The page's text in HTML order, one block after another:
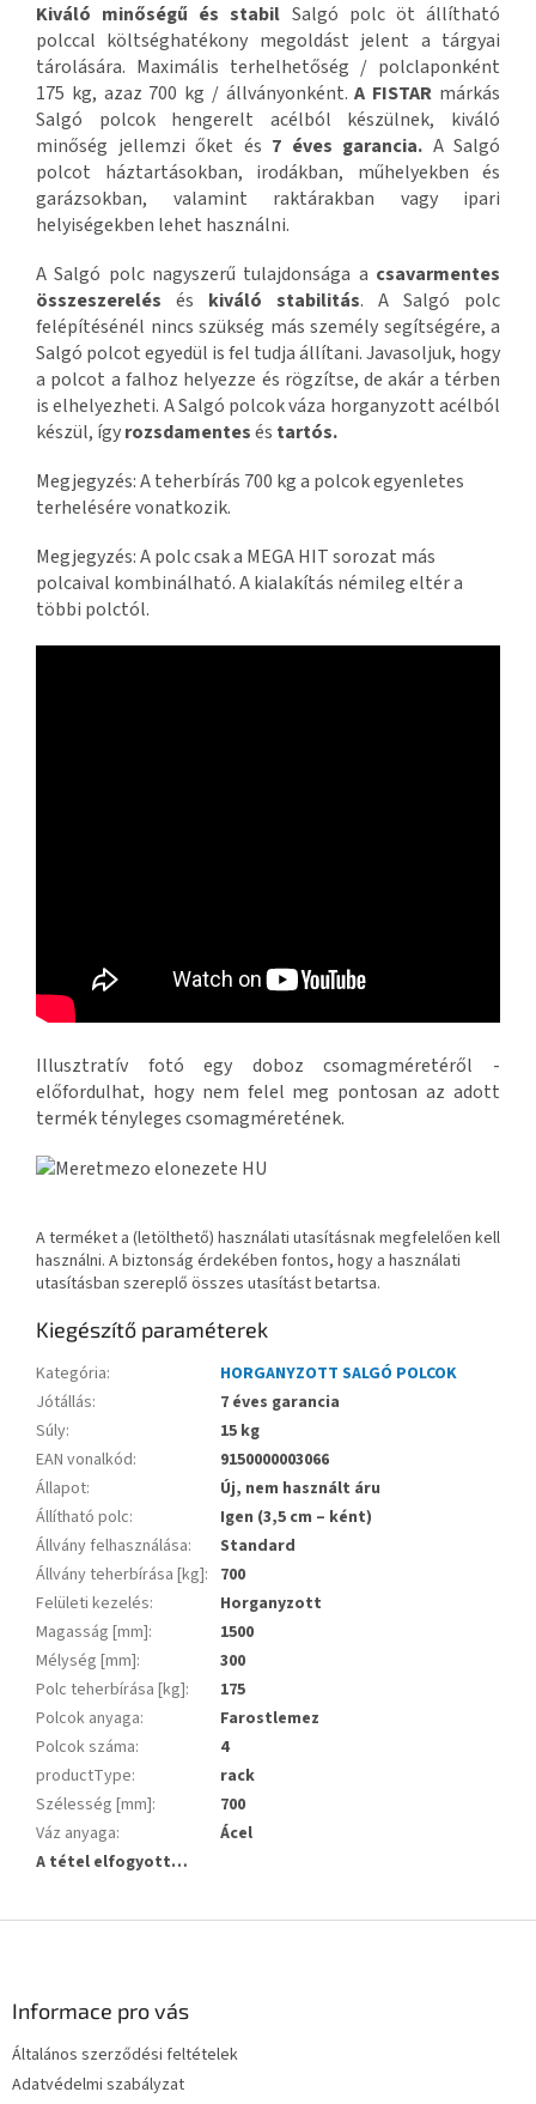
Kiváló minőségű és stabil Salgó polc öt állítható
polccal költséghatékony megoldást jelent a tárgyai
tárolására. Maximális terhelhetőség / polclaponként
175 kg, azaz 700 kg / állványonként.A FISTAR márkás
Salgó polcok hengerelt acélból készülnek, kiváló
minőség jellemzi őket és 7 éves garancia. A Salgó
polcot háztartásokban, irodákban, műhelyekben és
garázsokban, valamint raktárakban vagy ipari
helyiségekben lehet használni.
A Salgó polc nagyszerű tulajdonsága a csavarmentes
összeszerelés és kiváló stabilitás. A Salgó polc
felépítésénél nincs szükség más személy segítségére, a
Salgó polcot egyedül is fel tudja állítani. Javasoljuk, hogy
a polcot a falhoz helyezze és rögzítse, de akár a térben
is elhelyezheti. A Salgó polcok váza horganyzott acélból
készül, ígyrozsdamentesés tartós.
Megjegyzés: A teherbírás 700 kg a polcok egyenletes
terhelésére vonatkozik.
Megjegyzés: A polc csak a MEGA HIT sorozat más
polcaival kombinálható. A kialakítás némileg eltér a
többi polctól.
Illusztratív fotó egy doboz csomagméretéről -
előfordulhat, hogy nem felel meg pontosan az adott
termék tényleges csomagméretének.
A terméket a (letölthető) használati utasításnak megfelelően kell
használni. A biztonság érdekében fontos, hogy a használati
utasításban szereplő összes utasítást betartsa.
Kiegészítő paraméterek
Kategória:
HORGANYZOTT SALGÓ POLCOK
Jótállás:
7 éves garancia
Súly:
15 kg
EAN vonalkód:
9150000003066
Állapot:
Új, nem használt áru
Állítható polc:
Igen (3,5 cm – ként)
Állvány felhasználása:
Standard
Állvány teherbírása [kg]: 700
Felületi kezelés:
Horganyzott
Magasság [mm]:
1500
Mélység [mm]:
300
Polc teherbírása [kg]:
175
Polcok anyaga:
Farostlemez
Polcok száma:
4
productType:
rack
Szélesség [mm]:
700
Váz anyaga:
Ácel
A tétel elfogyott…
Informace pro vás
Általános szerződési feltételek
Adatvédelmi szabályzat